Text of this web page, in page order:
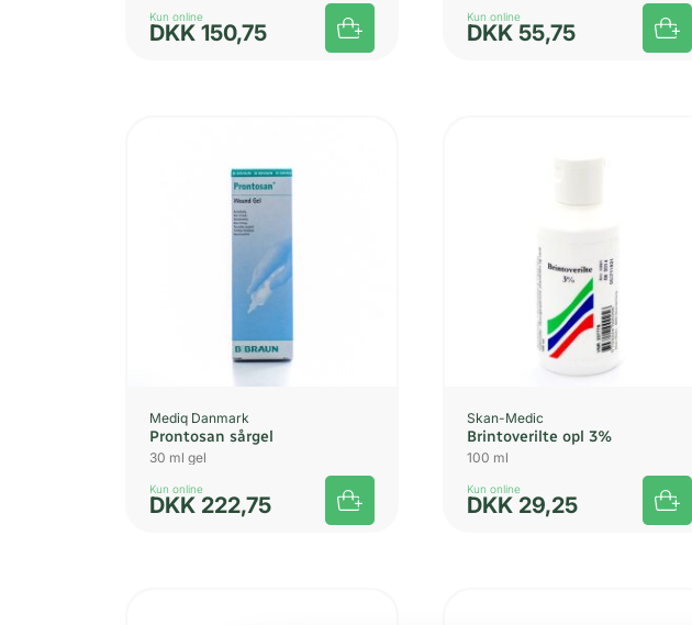
Kun online
DKK 150,75
Kun online
DKK 55,75
Mediq Danmark
Prontosan sårgel
30 ml gel
Kun online
DKK 222,75
Skan-Medic
Brintoverilte opl 3%
100 ml
Kun online
DKK 29,25